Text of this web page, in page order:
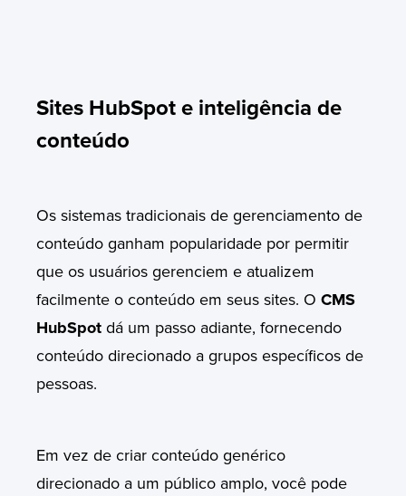
Sites HubSpot e inteligência de
conteúdo
Os sistemas tradicionais de gerenciamento de
conteúdo ganham popularidade por permitir
que os usuários gerenciem e atualizem
facilmente o conteúdo em seus sites. O CMS
HubSpot dá um passo adiante, fornecendo
conteúdo direcionado a grupos específicos de
pessoas.
Em vez de criar conteúdo genérico
direcionado a um público amplo, você pode